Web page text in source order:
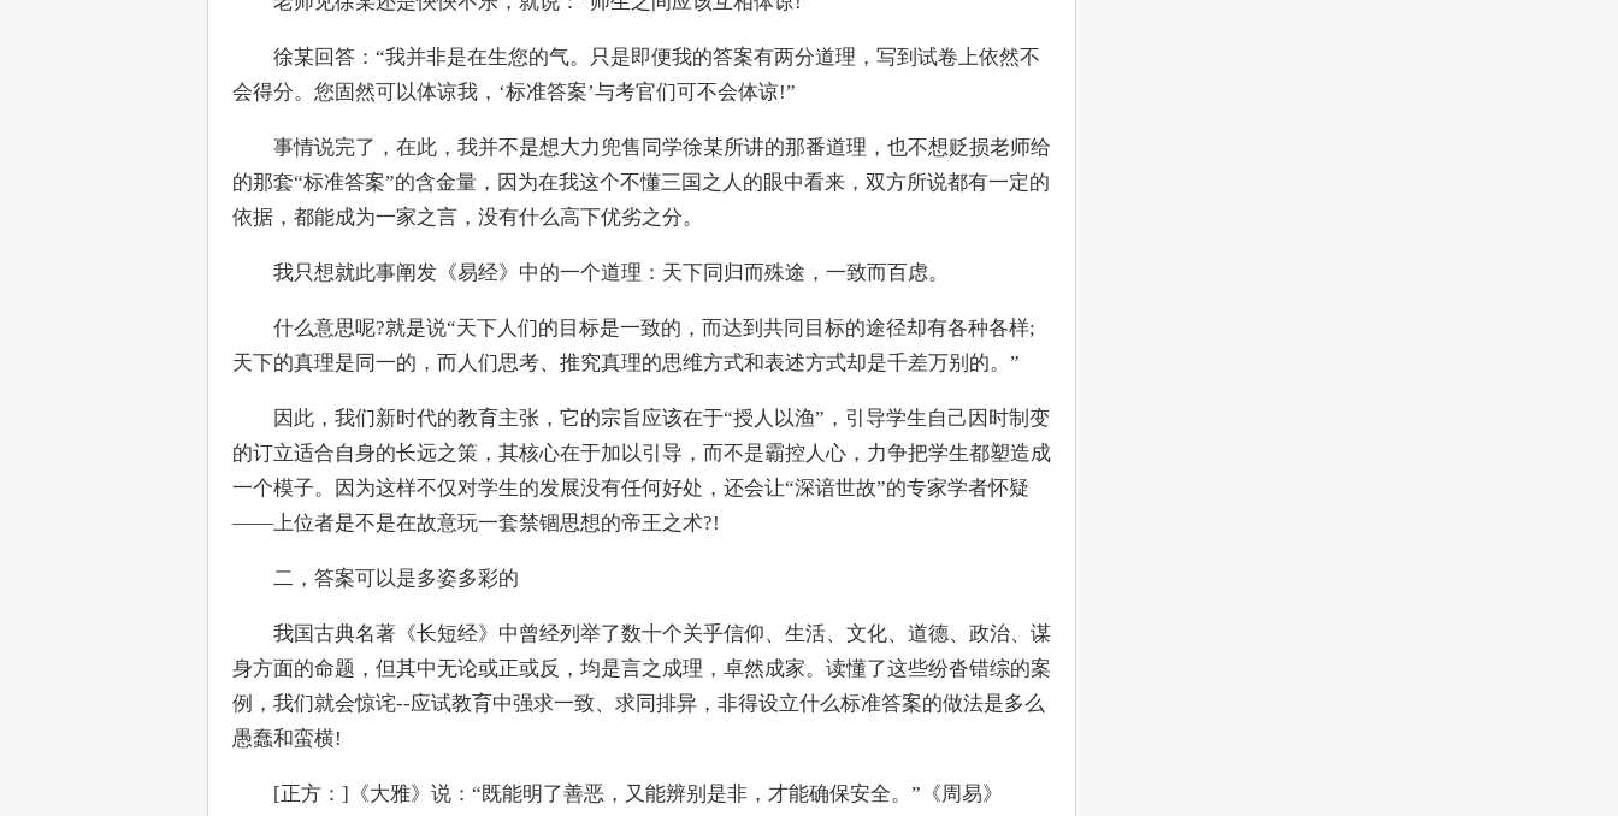
徐某回答：“我并非是在生您的气。只是即便我的答案有两分道理，写到试卷上依然不
会得分。您固然可以体谅我，‘标准答案’与考官们可不会体谅!”
事情说完了，在此，我并不是想大力兜售同学徐某所讲的那番道理，也不想贬损老师给
的那套“标准答案”的含金量，因为在我这个不懂三国之人的眼中看来，双方所说都有一定的
依据，都能成为一家之言，没有什么高下优劣之分。
我只想就此事阐发《易经》中的一个道理：天下同归而殊途，一致而百虑。
什么意思呢?就是说“天下人们的目标是一致的，而达到共同目标的途径却有各种各样;
天下的真理是同一的，而人们思考、推究真理的思维方式和表述方式却是千差万别的。”
因此，我们新时代的教育主张，它的宗旨应该在于“授人以渔”，引导学生自己因时制变
的订立适合自身的长远之策，其核心在于加以引导，而不是霸控人心，力争把学生都塑造成
一个模子。因为这样不仅对学生的发展没有任何好处，还会让“深谙世故”的专家学者怀疑
——上位者是不是在故意玩一套禁锢思想的帝王之术?!
二，答案可以是多姿多彩的
我国古典名著《长短经》中曾经列举了数十个关乎信仰、生活、文化、道德、政治、谋
身方面的命题，但其中无论或正或反，均是言之成理，卓然成家。读懂了这些纷沓错综的案
例，我们就会惊诧--应试教育中强求一致、求同排异，非得设立什么标准答案的做法是多么
愚蠢和蛮横!
[正方：]《大雅》说：“既能明了善恶，又能辨别是非，才能确保安全。”《周易》